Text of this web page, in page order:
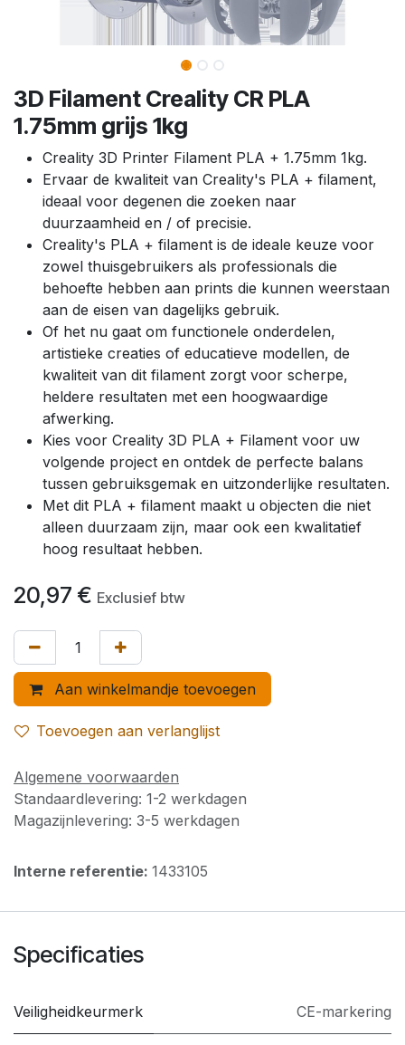
3D Filament Creality CR PLA
1.75mm grijs 1kg
Creality 3D Printer Filament PLA + 1.75mm 1kg.
Ervaar de kwaliteit van Creality's PLA + filament,
ideaal voor degenen die zoeken naar
duurzaamheid en / of precisie.
Creality's PLA + filament is de ideale keuze voor
zowel thuisgebruikers als professionals die
behoefte hebben aan prints die kunnen weerstaan
aan de eisen van dagelijks gebruik.
Of het nu gaat om functionele onderdelen,
artistieke creaties of educatieve modellen, de
kwaliteit van dit filament zorgt voor scherpe,
heldere resultaten met een hoogwaardige
afwerking.
Kies voor Creality 3D PLA + Filament voor uw
volgende project en ontdek de perfecte balans
tussen gebruiksgemak en uitzonderlijke resultaten.
Met dit PLA + filament maakt u objecten die niet
alleen duurzaam zijn, maar ook een kwalitatief
hoog resultaat hebben.
20,97 € Exclusief btw
Aan winkelmandje toevoegen
Toevoegen aan verlanglijst
Algemene voorwaarden
Standaardlevering: 1-2 werkdagen
Magazijnlevering: 3-5 werkdagen
Interne referentie: 1433105
Specificaties
Veiligheidkeurmerk CE-markering